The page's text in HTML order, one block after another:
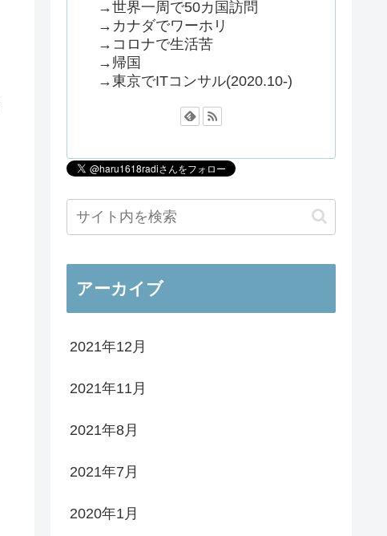
→世界一周で50カ国訪問
→カナダでワーホリ
→コロナで生活苦
→帰国
→東京でITコンサル(2020.10-)
アーカイブ
2021年12月
2021年11月
2021年8月
2021年7月
2020年1月